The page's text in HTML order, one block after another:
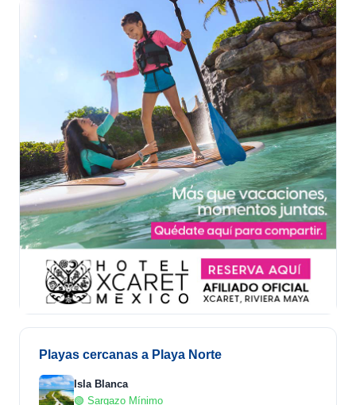
Playas cercanas a Playa Norte
Isla Blanca
🟢 Sargazo Mínimo